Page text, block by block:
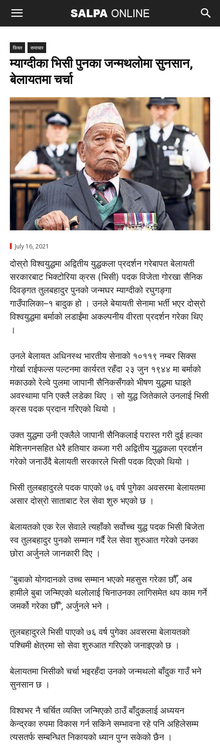
फिचर समाचार
म्याग्दीका भिसी पुनका जन्मथलोमा सुनसान,
बेलायतमा चर्चा
July 16, 2021
दोस्रो विश्वयुद्धमा अद्वितीय युद्धकला प्रदर्शन गरेबापत बेलायती
सरकारबाट भिक्टोरिया क्रस (भिसी) पदक विजेता गोरखा सैनिक
दिवङ्गत तुलबहादुर पुनको जन्मघर म्याग्दीको रघुगङ्गा
गाउँपालिका–१ बादुक हो । उनले बेयायती सेनामा भर्ती भएर दोस्रो
विश्वयुद्धमा बर्माको लडाईंमा अकल्पनीय वीरता प्रदर्शन गरेका थिए
।
उनले बेलायत अधिनस्थ भारतीय सेनाको १०११९ नम्बर सिक्स
गोर्खा राईफल्स पल्टनमा कार्यरत रहँदा २३ जुन १९४४ मा बर्माको
मकाउको रेल्वे पुलमा जापानी सैनिकसँगको भीषण युद्धमा घाइते
अवस्थामा पनि एक्लै लडेका थिए । सो युद्ध जितेकाले उनलाई भिसी
क्रस पदक प्रदान गरिएको थियो ।
उक्त युद्धमा उनी एक्लैले जापानी सैनिकलाई परास्त गरी दुई हल्का
मेशिनगनसहित धेरै हतियार कब्जा गरी अद्वितीय युद्धकला प्रदर्शन
गरेको जनाउँदै बेलायती सरकारले भिसी पदक दिएको थियो ।
भिसी तुलबहादुरले पदक पाएको ७६ वर्ष पुगेका अवसरमा बेलायतमा
असार दोस्रो साताबाट रेल सेवा शुरु भएको छ ।
बेलायतको एक रेल सेवाले त्यहाँको सर्वोच्च युद्ध पदक भिसी बिजेता
स्व तुलबहादुर पुनको सम्मान गर्दै रेल सेवा शुरुआत गरेको उनका
छोरा अर्जुनले जानकारी दिए ।
“बुबाको योगदानको उच्च सम्मान भएको महसुस गरेका छौँ, अब
हामीले बुबा जन्मिएको थलोलाई चिनाउनका लागिसमेत थप काम गर्ने
जमर्को गरेका छौँ”, अर्जुनले भने ।
तुलबहादुरले भिसी पाएको ७६ वर्ष पुगेका अवसरमा बेलायतको
पश्चिमी क्षेत्रमा सो सेवा शुरुआत गरिएको जनाइएको छ ।
बेलायतमा भिसीकोे चर्चा भइरहँदा उनकाे जन्मथलो बाँदुक गाउँ भने
सुनसान छ ।
विश्वभर नै चर्चित व्यक्ति जन्मिएको ठाउँ बाँदुकलाई अध्ययन
केन्द्रका रुपमा विकास गर्न सकिने सम्भावना रहे पनि अहिलेसम्म
त्यसतर्फ सम्बन्धित निकायको ध्यान पुग्न सकेको छैन ।